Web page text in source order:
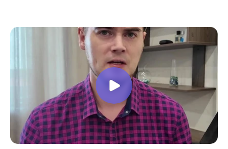
доволен, в работе всё пригодилось!